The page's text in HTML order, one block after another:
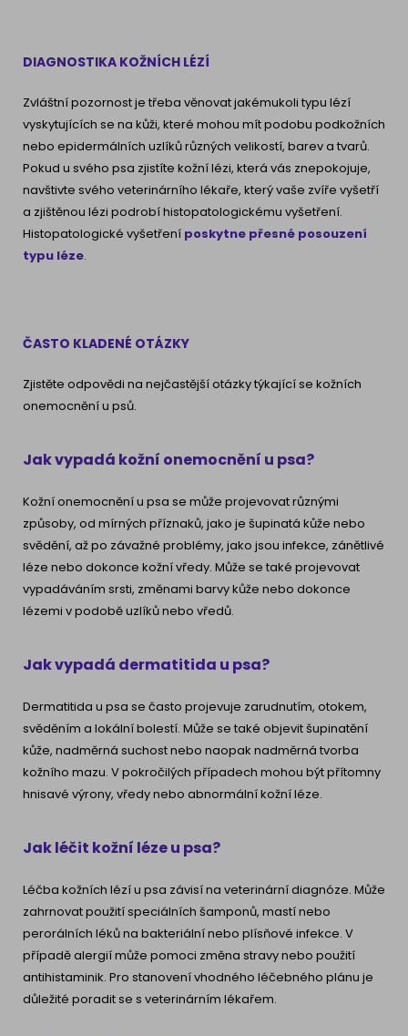
DIAGNOSTIKA KOŽNÍCH LÉZÍ
Zvláštní pozornost je třeba věnovat jakémukoli typu lézí
vyskytujících se na kůži, které mohou mít podobu podkožních
nebo epidermálních uzlíků různých velikostí, barev a tvarů.
Pokud u svého psa zjistíte kožní lézi, která vás znepokojuje,
navštivte svého veterinárního lékaře, který vaše zvíře vyšetří
a zjištěnou lézi podrobí histopatologickému vyšetření.
Histopatologické vyšetření poskytne přesné posouzení
typu léze.
ČASTO KLADENÉ OTÁZKY
Zjistěte odpovědi na nejčastější otázky týkající se kožních
onemocnění u psů.
Jak vypadá kožní onemocnění u psa?
Kožní onemocnění u psa se může projevovat různými
způsoby, od mírných příznaků, jako je šupinatá kůže nebo
svědění, až po závažné problémy, jako jsou infekce, zánětlivé
léze nebo dokonce kožní vředy. Může se také projevovat
vypadáváním srsti, změnami barvy kůže nebo dokonce
lézemi v podobě uzlíků nebo vředů.
Jak vypadá dermatitida u psa?
Dermatitida u psa se často projevuje zarudnutím, otokem,
svěděním a lokální bolestí. Může se také objevit šupinatění
kůže, nadměrná suchost nebo naopak nadměrná tvorba
kožního mazu. V pokročilých případech mohou být přítomny
hnisavé výrony, vředy nebo abnormální kožní léze.
Jak léčit kožní léze u psa?
Léčba kožních lézí u psa závisí na veterinární diagnóze. Může
zahrnovat použití speciálních šamponů, mastí nebo
perorálních léků na bakteriální nebo plísňové infekce. V
případě alergií může pomoci změna stravy nebo použití
antihistaminik. Pro stanovení vhodného léčebného plánu je
důležité poradit se s veterinárním lékařem.